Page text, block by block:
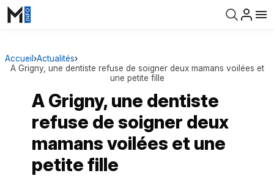
Accueil ›Actualités›
A Grigny, une dentiste refuse de soigner deux mamans voilées et
une petite fille
A Grigny, une dentiste
refuse de soigner deux
mamans voilées et une
petite fille